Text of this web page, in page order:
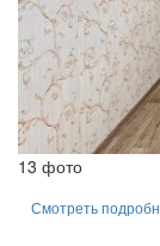
13 фото
Смотреть